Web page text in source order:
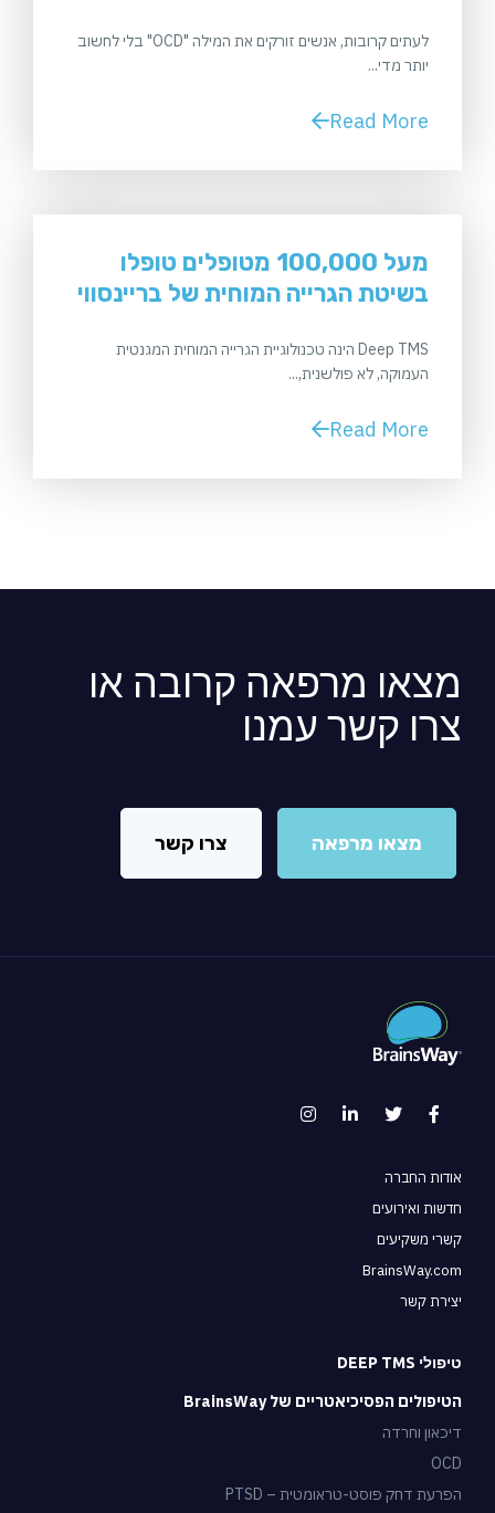
לעתים קרובות, אנשים זורקים את המילה "OCD" בלי לחשוב
יותר מדי...
Read More
מעל 100,000 מטופלים טופלו
בשיטת הגרייה המוחית של בריינסווי
Deep TMS הינה טכנולוגיית הגרייה המוחית המגנטית
העמוקה, לא פולשנית,...
Read More
מצאו מרפאה קרובה או
צרו קשר עמנו
מצאו מרפאה צרו קשר
אודות החברה
חדשות ואירועים
קשרי משקיעים
BrainsWay.com
יצירת קשר
טיפולי DEEP TMS
הטיפולים הפסיכיאטריים של BrainsWay
דיכאון וחרדה
OCD
הפרעת דחק פוסט-טראומטית – PTSD